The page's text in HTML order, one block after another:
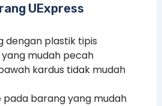
UExpress
dengan plastik tipis
mudah pecah
kardus tidak mudah
pada barang yang mudah